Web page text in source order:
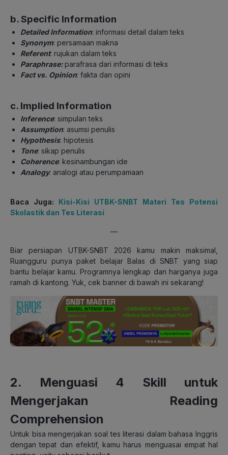
b. Specific Information
Detailed Information: informasi detail dalam teks
Synonym: persamaan makna
Referent: rujukan dalam teks
Paraphrase: parafrasa dari informasi di teks
Fact vs. Opinion: fakta dan opini
c. Implied Information
Inference: simpulan teks
Assumption: asumsi penulis
Hypothesis: hipotesis
Tone: sikap penulis
Coherence: kesinambungan ide
Analogy: analogi atau perumpamaan
Baca Juga: Kisi-Kisi UTBK-SNBT Materi Tes Potensi
Skolastik dan Tes Literasi
—
Biar persiapan UTBK-SNBT 2026 kamu makin maksimal,
Ruangguru punya paket belajar Balas di SNBT yang siap
bantu belajar kamu. Programnya lengkap dan harganya juga
ramah di kantong. Yuk, cek banner di bawah ini sekarang!
2. Menguasi 4 Skill untuk
Mengerjakan Reading
Comprehension
Untuk bisa mengerjakan soal tes literasi dalam bahasa Inggris
dengan tepat dan efektif, kamu harus menguasai empat hal